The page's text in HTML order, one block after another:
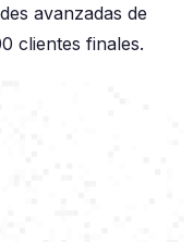
avanzadas de
clientes finales.